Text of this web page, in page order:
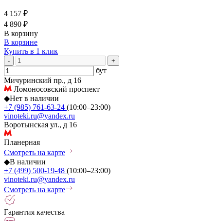
4 157 ₽
4 890 ₽
В корзину
В корзине
Купить в 1 клик
- +
бут
Мичуринский пр., д 16
Ломоносовский проспект
◆Нет в наличии
+7 (985) 761-63-24 (10:00–23:00)
vinoteki.ru@yandex.ru
Воротынская ул., д 16
Планерная
Смотреть на карте
◆В наличии
+7 (499) 500-19-48 (10:00–23:00)
vinoteki.ru@yandex.ru
Смотреть на карте
Гарантия качества